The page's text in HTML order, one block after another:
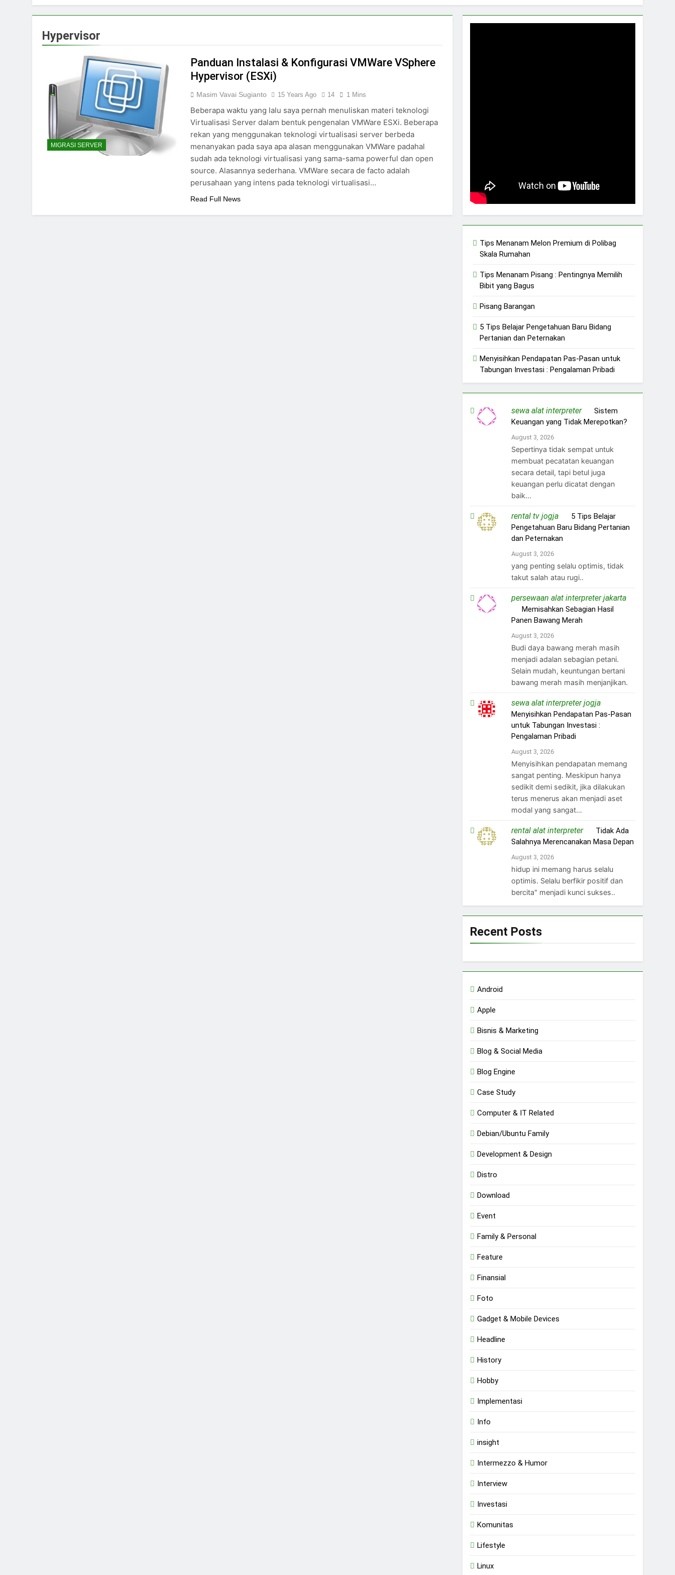
Hypervisor
MIGRASI SERVER
Panduan Instalasi & Konfigurasi VMWare VSphere
Hypervisor (ESXi)
Masim Vavai Sugianto 15 Years Ago 14 1 Mins
Beberapa waktu yang lalu saya pernah menuliskan materi teknologi
Virtualisasi Server dalam bentuk pengenalan VMWare ESXi. Beberapa
rekan yang menggunakan teknologi virtualisasi server berbeda
menanyakan pada saya apa alasan menggunakan VMWare padahal
sudah ada teknologi virtualisasi yang sama-sama powerful dan open
source. Alasannya sederhana. VMWare secara de facto adalah
perusahaan yang intens pada teknologi virtualisasi…
Read Full News
Tips Menanam Melon Premium di Polibag
Skala Rumahan
Tips Menanam Pisang : Pentingnya Memilih
Bibit yang Bagus
Pisang Barangan
5 Tips Belajar Pengetahuan Baru Bidang
Pertanian dan Peternakan
Menyisihkan Pendapatan Pas-Pasan untuk
Tabungan Investasi : Pengalaman Pribadi
sewa alat interpreteron Sistem
Keuangan yang Tidak Merepotkan?
August 3, 2026
Sepertinya tidak sempat untuk
membuat pecatatan keuangan
secara detail, tapi betul juga
keuangan perlu dicatat dengan
baik...
rental tv jogjaon 5 Tips Belajar
Pengetahuan Baru Bidang Pertanian
dan Peternakan
August 3, 2026
yang penting selalu optimis, tidak
takut salah atau rugi..
persewaan alat interpreter jakarta
Memisahkan Sebagian Hasil
Panen Bawang Merah
August 3, 2026
Budi daya bawang merah masih
menjadi adalan sebagian petani.
Selain mudah, keuntungan bertani
bawang merah masih menjanjikan.
sewa alat interpreter jogjaon
Menyisihkan Pendapatan Pas-Pasan
untuk Tabungan Investasi :
Pengalaman Pribadi
August 3, 2026
Menyisihkan pendapatan memang
sangat penting. Meskipun hanya
sedikit demi sedikit, jika dilakukan
terus menerus akan menjadi aset
modal yang sangat…
rental alat interpreteron Tidak Ada
Salahnya Merencanakan Masa Depan
August 3, 2026
hidup ini memang harus selalu
optimis. Selalu berfikir positif dan
bercita" menjadi kunci sukses..
Recent Posts
Android
Apple
Bisnis & Marketing
Blog & Social Media
Blog Engine
Case Study
Computer & IT Related
Debian/Ubuntu Family
Development & Design
Distro
Download
Event
Family & Personal
Feature
Finansial
Foto
Gadget & Mobile Devices
Headline
History
Hobby
Implementasi
Info
insight
Intermezzo & Humor
Interview
Investasi
Komunitas
Lifestyle
Linux